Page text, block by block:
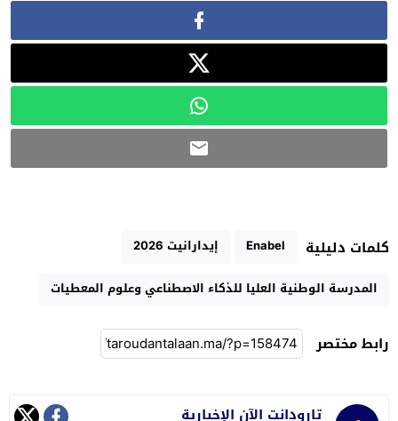
كلمات دليلية Enabel
إيدارانيت 2026
المدرسة الوطنية العليا للذكاء الاصطناعي وعلوم المعطيات
رابط مختصر
تارودانت الآن الإخبارية